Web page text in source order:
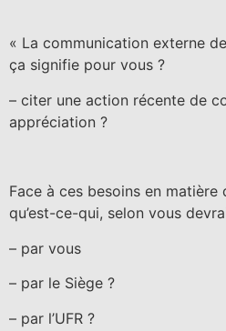
« La communication externe
ça signifie pour vous ?
– citer une action récente de
appréciation ?
Face à ces besoins en matière
qu’est-ce-qui, selon vous
– par vous
– par le Siège ?
– par l’UFR ?